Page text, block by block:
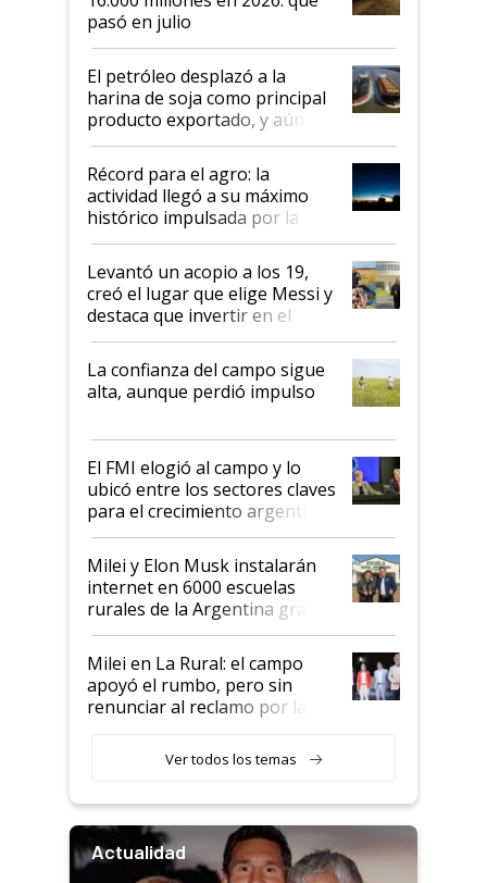
pasó en julio
El petróleo desplazó a la
harina de soja como principal
producto exportado, y aún así
el agro aportó casi seis de cada
diez dólares y sostuvo el
liderazgo en un semestre
récord
Récord para el agro: la
actividad llegó a su máximo
histórico impulsada por la
cosecha y las exportaciones
Levantó un acopio a los 19,
creó el lugar que elige Messi y
destaca que invertir en el
kirchnerismo era como "darle
plata a un hijo para droga":
Juan Félix Rossetti, el libertario
que de una dura crisis salió
de Milei
La confianza del campo sigue
alta, aunque perdió impulso
El FMI elogió al campo y lo
ubicó entre los sectores claves
para el crecimiento argentino
Milei y Elon Musk instalarán
internet en 6000 escuelas
rurales de la Argentina gracias
a un acuerdo con Starlink
Milei en La Rural: el campo
apoyó el rumbo, pero sin
renunciar al reclamo por las
Ver todos los temas
Actualidad